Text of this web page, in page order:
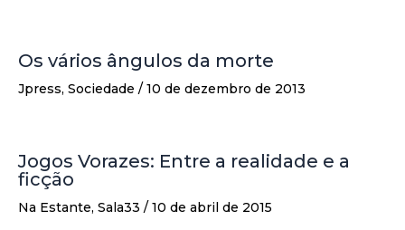
Os vários ângulos da morte
Jpress, Sociedade / 10 de dezembro de 2013
Jogos Vorazes: Entre a realidade e a
ficção
Na Estante, Sala33 / 10 de abril de 2015